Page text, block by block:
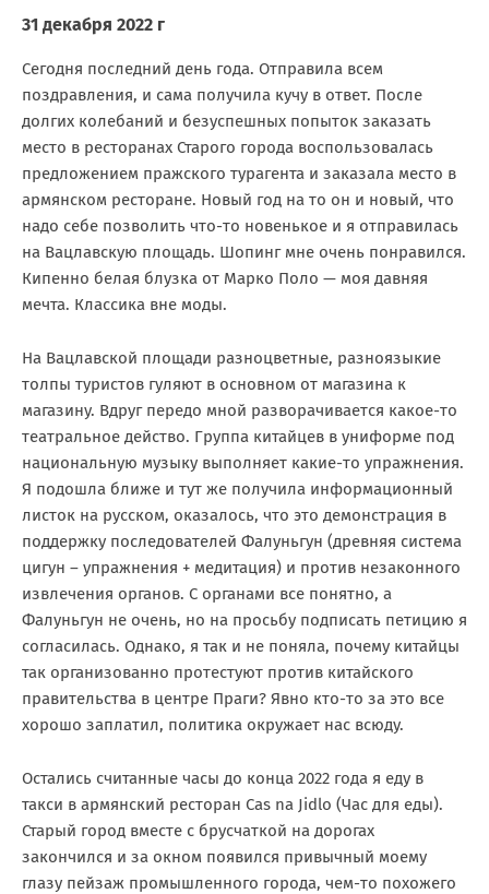
31 декабря 2022 г
Сегодня последний день года. Отправила всем
поздравления, и сама получила кучу в ответ. После
долгих колебаний и безуспешных попыток заказать
место в ресторанах Старого города воспользовалась
предложением пражского турагента и заказала место в
армянском ресторане. Новый год на то он и новый, что
надо себе позволить что-то новенькое и я отправилась
на Вацлавскую площадь. Шопинг мне очень понравился.
Кипенно белая блузка от Марко Поло — моя давняя
мечта. Классика вне моды.
На Вацлавской площади разноцветные, разноязыкие
толпы туристов гуляют в основном от магазина к
магазину. Вдруг передо мной разворачивается какое-то
театральное действо. Группа китайцев в униформе под
национальную музыку выполняет какие-то упражнения.
Я подошла ближе и тут же получила информационный
листок на русском, оказалось, что это демонстрация в
поддержку последователей Фалуньгун (древняя система
цигун – упражнения + медитация) и против незаконного
извлечения органов. С органами все понятно, а
Фалуньгун не очень, но на просьбу подписать петицию я
согласилась. Однако, я так и не поняла, почему китайцы
так организованно протестуют против китайского
правительства в центре Праги? Явно кто-то за это все
хорошо заплатил, политика окружает нас всюду.
Остались считанные часы до конца 2022 года я еду в
такси в армянский ресторан Cas na Jidlo (Час для еды).
Старый город вместе с брусчаткой на дорогах
закончился и за окном появился привычный моему
глазу пейзаж промышленного города, чем-то похожего